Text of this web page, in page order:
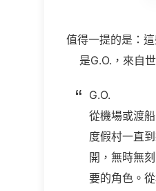
值得一提的是：
是G.O.，來自
G.O.
從機場或渡
度假村一直
開，無時無
要的角色。